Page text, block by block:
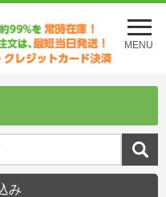
メ
ニ
ュ
を
MENU
み